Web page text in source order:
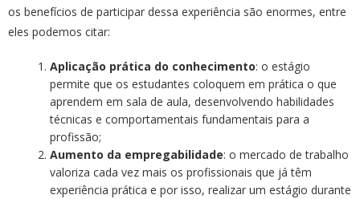
os benefícios de participar dessa experiência são enormes, entre
eles podemos citar:
Aplicação prática do conhecimento: o estágio
permite que os estudantes coloquem em prática o que
aprendem em sala de aula, desenvolvendo habilidades
técnicas e comportamentais fundamentais para a
profissão;
Aumento da empregabilidade: o mercado de trabalho
valoriza cada vez mais os profissionais que já têm
experiência prática e por isso, realizar um estágio durante